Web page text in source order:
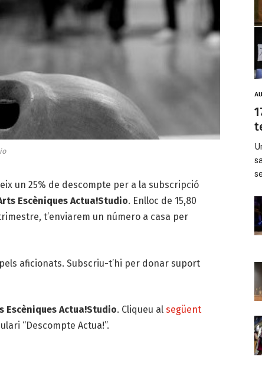
un 25% de descompte per a la subscripció
Escèniques Actua!Studio. Enlloc de 15,80
t’enviarem un número a casa per
aficionats. Subscriu-t’hi per donar suport
Escèniques Actua!Studio. Cliqueu al següent
“Descompte Actua!”.